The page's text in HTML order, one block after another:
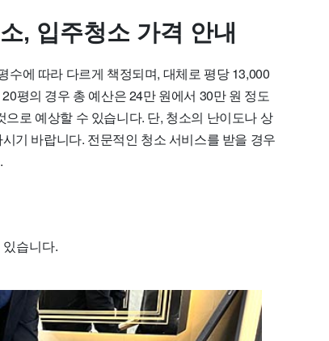
, 입주청소 가격 안내
에 따라 다르게 책정되며, 대체로 평당 13,000
평의 경우 총 예산은 24만 원에서 30만 원 정도
로 예상할 수 있습니다. 단, 청소의 난이도나 상
기 바랍니다. 전문적인 청소 서비스를 받을 경우
습니다.